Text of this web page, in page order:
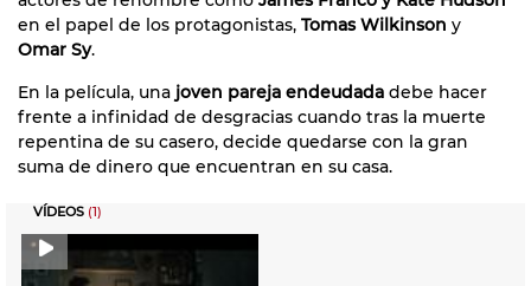
en el papel de los protagonistas, Tomas Wilkinson y
Omar Sy.
En la película, una joven pareja endeudada debe hacer
frente a infinidad de desgracias cuando tras la muerte
repentina de su casero, decide quedarse con la gran
suma de dinero que encuentran en su casa.
VÍDEOS (1)